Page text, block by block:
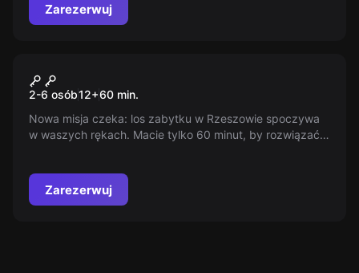
Zarezerwuj
Nowy
Bunkier 2: Biuro Komendanta
2-6 osób12+60 min.
Nowa misja czeka: los zabytku w Rzeszowie spoczywa
w waszych rękach. Macie tylko 60 minut, by rozwiązać
Czas płynie, los historii wisi na włosku!
Zarezerwuj